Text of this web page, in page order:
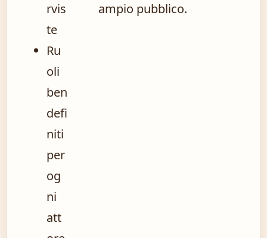
rvis
te
Ru
oli
ben
defi
niti
per
og
ni
att
ampio pubblico.